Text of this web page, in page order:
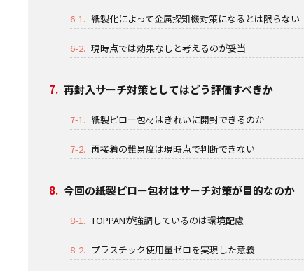
6-1. 紙製化によって金属探知機対策になるとは限らない
6-2. 現時点では効果なしと考えるのが妥当
7. 再封入サーチ対策としてはどう評価すべきか
7-1. 紙製ピロー包材はきれいに開封できるのか
7-2. 再接着の難易度は現時点で判断できない
8. 今回の紙製ピロー包材はサーチ対策が目的なのか
8-1. TOPPANが強調しているのは環境配慮
8-2. プラスチック使用量ゼロを実現した意義